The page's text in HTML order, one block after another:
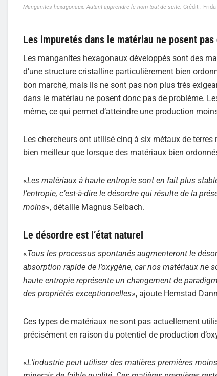
Manganites hexagonaux. Autant apprendre le nom tout de suite. Crédit :
Les impuretés dans le matériau ne posent
Les manganites hexagonaux développés sont des
d’une structure cristalline particulièrement bien
bon marché, mais ils ne sont pas non plus très
dans le matériau ne posent donc pas de problème.
même, ce qui permet d’atteindre une production
Les chercheurs ont utilisé cinq à six métaux de
bien meilleur que lorsque des matériaux bien
«Les matériaux à haute entropie sont en fait plus
l’entropie, c’est-à-dire le désordre qui résulte de la
moins», détaille Magnus Selbach.
Le désordre est l’état naturel
«Tous les processus spontanés augmenteront le
absorption rapide de l’oxygène, car nos matériaux
haute entropie représente un changement de
des propriétés exceptionnelles», ajoute Hemstad
Ces types de matériaux ne sont pas actuellement
précisément en raison du potentiel de production
«L’industrie peut utiliser des matières premières